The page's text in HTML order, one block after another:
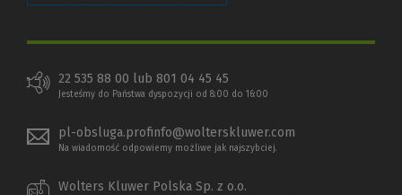
22 535 88 00 lub 801 04 45 45
Jesteśmy do Państwa dyspozycji od 8:00 do 16:00
pl-obsluga.profinfo@wolterskluwer.com
Na wiadomość odpowiemy możliwe jak najszybciej.
Wolters Kluwer Polska Sp. z o.o.